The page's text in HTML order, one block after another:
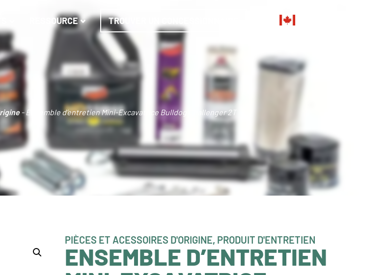
RESSOURCE TROUVER UN CONCESSIONNAIRE
- Ensemble d’entretien Mini-Excavatrice Bulldog Challenger 2T
PIÈCES ET ACESSOIRES D'ORIGINE, PRODUIT D'ENTRETIEN
ENSEMBLE D’ENTRETIEN